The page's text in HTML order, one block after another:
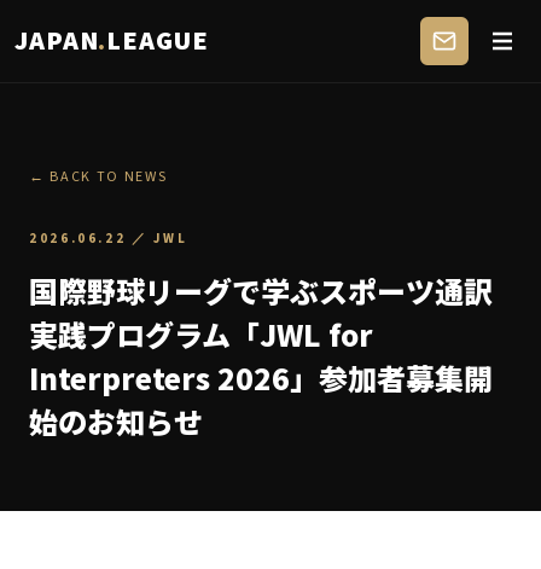
JAPAN.LEAGUE
← BACK TO NEWS
2026.06.22 ／JWL
国際野球リーグで学ぶスポーツ通訳
実践プログラム「JWL for
Interpreters 2026」参加者募集開
始のお知らせ